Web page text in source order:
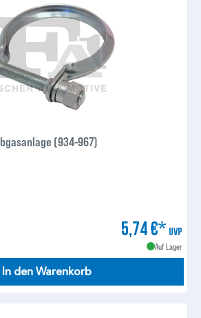
(934-967)
5,74 €* UVP
Auf Lager
In den Warenkorb